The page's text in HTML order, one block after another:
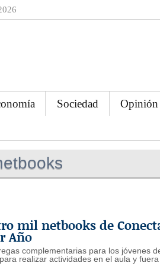
Sociedad Opinión
mil netbooks de
Año
complementarias para los jóvenes
realizar actividades en el aula y